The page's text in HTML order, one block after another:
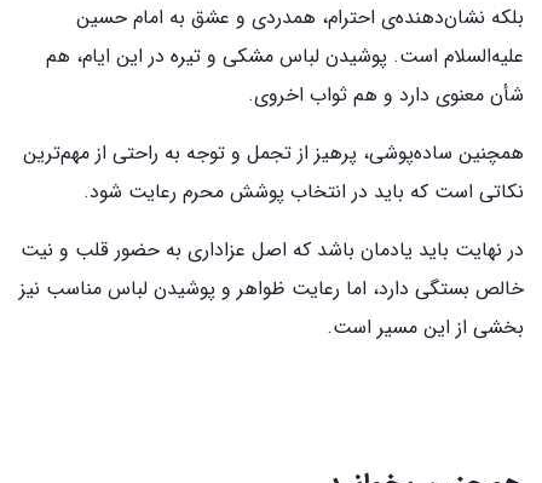
بلکه نشان‌دهنده‌ی احترام، همدردی و عشق به امام حسین
علیه‌السلام است. پوشیدن لباس مشکی و تیره در این ایام، هم
شأن معنوی دارد و هم ثواب اخروی.
همچنین ساده‌پوشی، پرهیز از تجمل و توجه به راحتی از مهم‌ترین
نکاتی است که باید در انتخاب پوشش محرم رعایت شود.
در نهایت باید یادمان باشد که اصل عزاداری به حضور قلب و نیت
خالص بستگی دارد، اما رعایت ظواهر و پوشیدن لباس مناسب نیز
بخشی از این مسیر است.